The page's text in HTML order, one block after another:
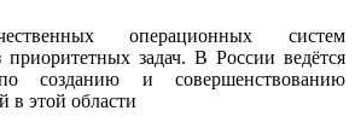
операционных систем
приоритетных задач. В России ведётся
созданию и совершенствованию
в этой области